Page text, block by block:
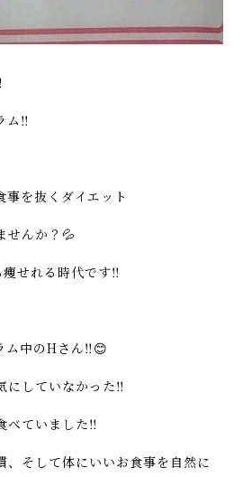
ム‼️
を抜くダイエット
せんか？💦
せれる時代です‼️
ム中のHさん‼️😊
にしていなかった‼️
べていました‼️
、そして体にいいお食事を自然に